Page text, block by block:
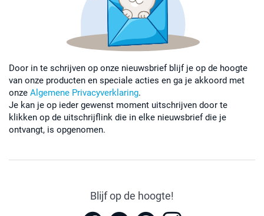
Door in te schrijven op onze nieuwsbrief blijf je op de hoogte
van onze producten en speciale acties en ga je akkoord met
onze Algemene Privacyverklaring.
Je kan je op ieder gewenst moment uitschrijven door te
klikken op de uitschrijflink die in elke nieuwsbrief die je
ontvangt, is opgenomen.
Blijf op de hoogte!